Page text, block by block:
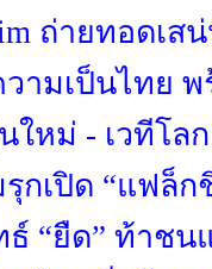
ถ่ายทอดเ
ามเป็นไทย
หม่ - เวทีโลก
รุกเปิด “แฟ
ธ์ “ยืด” ท้าช